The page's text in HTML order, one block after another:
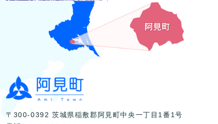
〒300-0392 茨城県稲敷郡阿見町中央一丁目1番1号